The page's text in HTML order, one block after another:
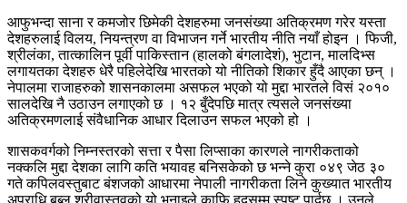
आफुभन्दा साना र कमजोर छिमेकी देशहरुमा जनसंख्या अतिक्रमण गरेर यस्ता
देशहरुलाई विलय, नियन्त्रण वा विभाजन गर्ने भारतीय नीति नयाँ होइन । फिजी,
श्रीलंका, तात्कालिन पूर्वी पाकिस्तान (हालको बंगलादेशं), भुटान, मालदिभ्स
लगायतका देशहरु धेरै पहिलेदेखि भारतको यो नीतिको शिकार हुँदै आएका छन् ।
नेपालमा राजाहरुको शासनकालमा असफल भएको यो मुद्दा भारतले विसं २०१०
सालदेखि नै उठाउन लगाएको छ । १२ बुँदेपछि मात्र त्यसले जनसंख्या
अतिक्रमणलाई संवैधानिक आधार दिलाउन सफल भएको हो ।
शासकवर्गको निम्नस्तरको सत्ता र पैसा लिप्साका कारणले नागरीकताको
नक्कलि मुद्दा देशका लागि कति भयावह बनिसकेको छ भन्ने कुरा ०४९ जेठ ३०
गते कपिलवस्तुबाट बंशजको आधारमा नेपाली नागरीकता लिने कुख्यात भारतीय
अपराधि बब्लु श्रीवास्तवको यो भनाइले काफि हदसम्म स्पष्ट पार्दछ । उनले